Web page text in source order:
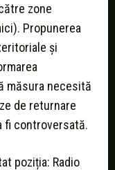
zone
Propunerea
și
măsura necesită
de returnare
fi controversată.
poziția: Radio